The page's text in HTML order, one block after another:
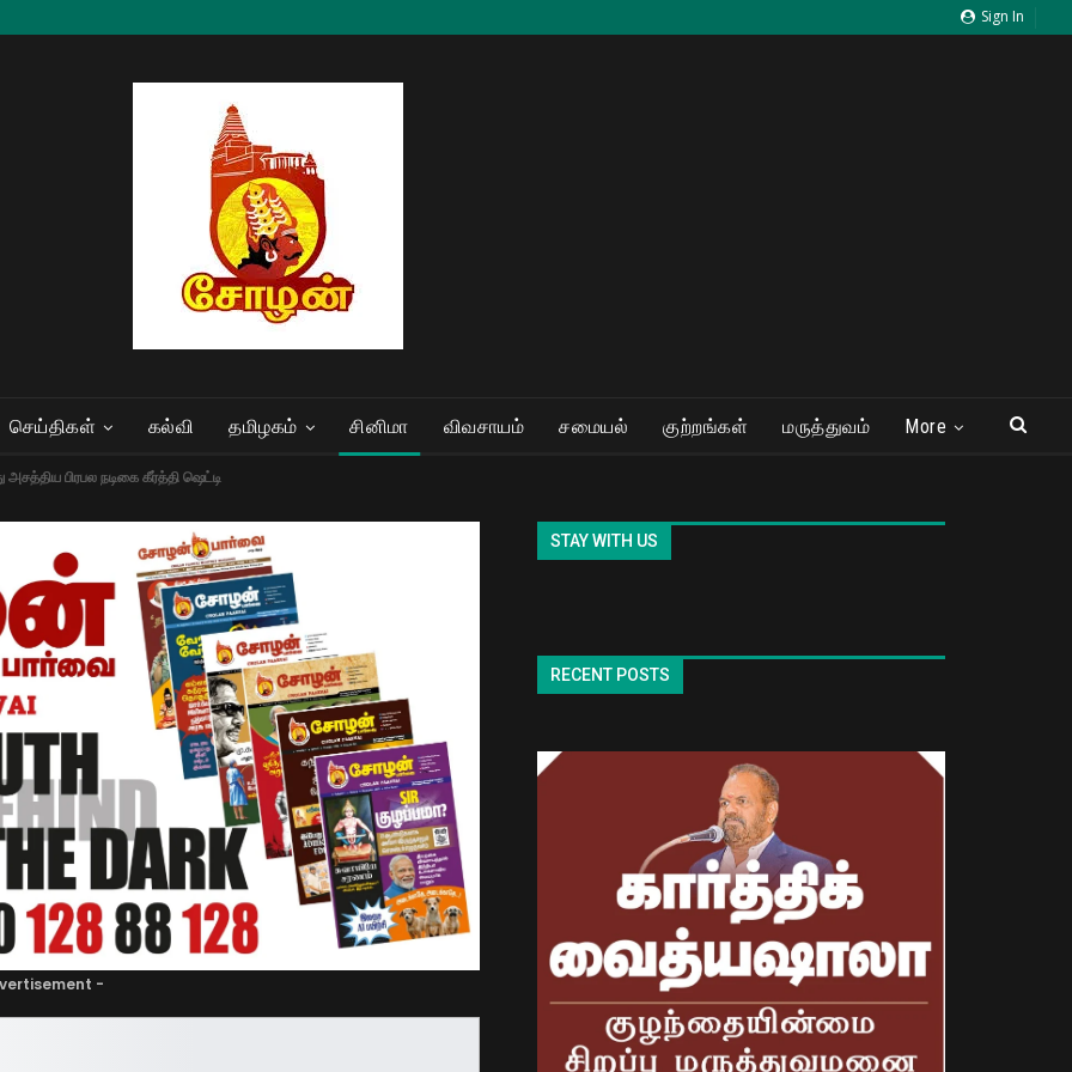
Sign In
செய்திகள் கல்வி தமிழகம் சினிமா விவசாயம் சமையல் குற்றங்கள் மருத்துவம் More
அசத்திய பிரபல நடிகை கீர்த்தி ஷெட்டி
-
STAY WITH US
RECENT POSTS